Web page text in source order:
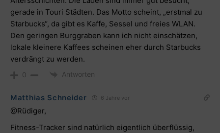
gerade in Touri Städten. Das Motto scheint, „erstmal zu
Starbucks“, da gibt es Kaffe, Sessel und freies WLAN.
Den geringen Burggraben kann ich nicht einschätzen,
lokale kleinere Kaffees scheinen eher durch Starbucks
verdrängt zu werden.
0 Antworten
Matthias Schneider 6 Jahre vor
@Rüdiger,
Fitness-Tracker sind natürlich eigentlich überflüssig,